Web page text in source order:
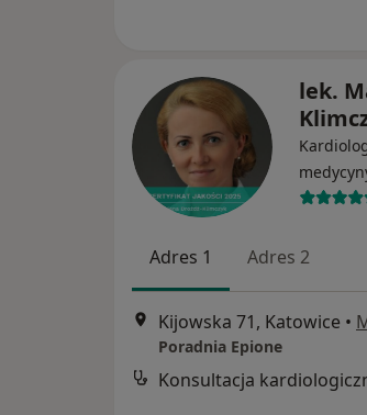
lek.
Adres 1 Adres 2
Kijowska 71, Katowice •
Poradnia Epione
Konsultacja